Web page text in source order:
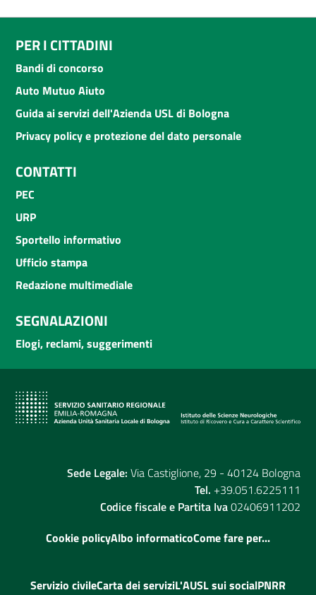
PER I CITTADINI
Bandi di concorso
Auto Mutuo Aiuto
Guida ai servizi dell'Azienda USL di Bologna
Privacy policy e protezione del dato personale
CONTATTI
PEC
URP
Sportello informativo
Ufficio stampa
Redazione multimediale
SEGNALAZIONI
Elogi, reclami, suggerimenti
Sede Legale: Via Castiglione, 29 - 40124 Bologna
Tel. +39.051.6225111
Codice fiscale e Partita Iva02406911202
Cookie policyAlbo informaticoCome fare per...
Servizio civileCarta dei serviziL'AUSL sui socialPNRR